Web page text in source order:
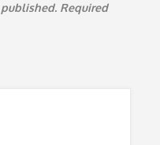
Required